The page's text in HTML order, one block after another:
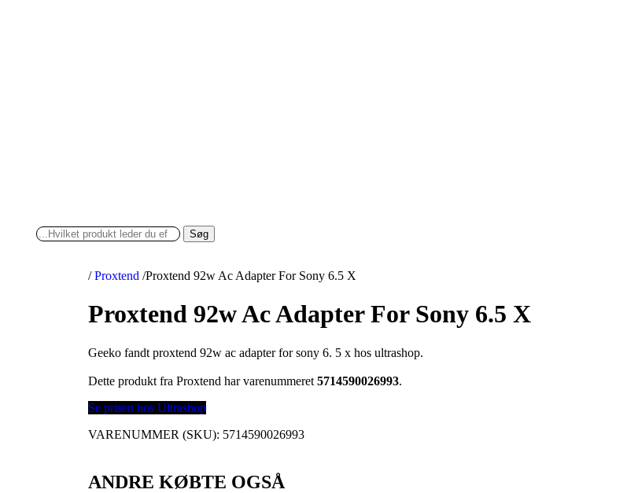
Søg
/ Proxtend /Proxtend 92w Ac Adapter For Sony 6.5 X
Proxtend 92w Ac Adapter For Sony 6.5 X
Geeko fandt proxtend 92w ac adapter for sony 6. 5 x hos ultrashop.
Dette produkt fra Proxtend har varenummeret5714590026993.
Se prisen hos Ultrashop
VARENUMMER (SKU): 5714590026993
ANDRE KØBTE OGSÅ